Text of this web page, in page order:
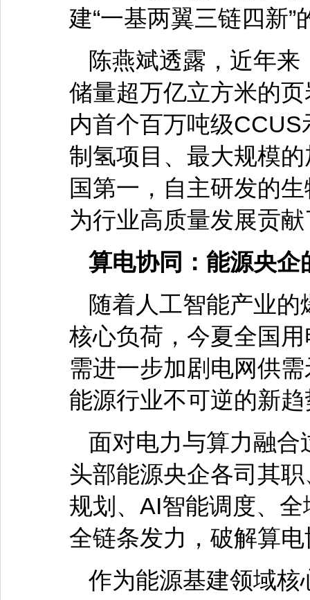
建“一基两翼三链四新”
陈燕斌透露，近年
储量超万亿立方米的
内首个百万吨级
制氢项目、最大规模
国第一，自主研发的
为行业高质量发展贡
算电协同：能源央企
随着人工智能产业
核心负荷，今夏全国
需进一步加剧电网供
能源行业不可逆的新
面对电力与算力融
头部能源央企各司其
规划、AI智能调度、
全链条发力，破解算
作为能源基建领域